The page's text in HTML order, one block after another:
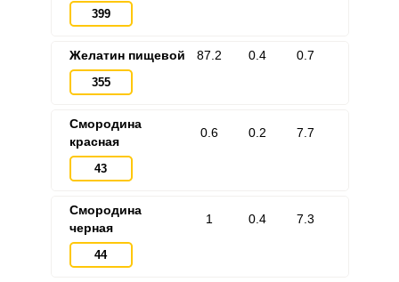
399
Желатин пищевой
355
87.2 0.4 0.7
Смородина
красная
43
0.6 0.2 7.7
Смородина
черная
44
1 0.4 7.3